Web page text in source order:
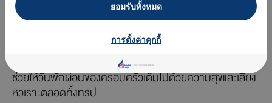
อีกหนึ่งสวนน้ำที่ออกแบบสำหรับเด็กโดยเฉพาะทั้งสระน้ำตื้น
สนามเด็กเล่นในน้ำ สไลเดอร์เด็ก และอุโมงสไลเดอร์ หากเล่น
กันจนเหนื่อย ก็สามารถนั่งพักกันได้ใต้โดมเห็ด ด้วยดีไซน์ของ
เครื่องเล่นต่าง ๆ สีสันสดใส ทั้งปลอดภัยและเป็นมิตรกับเด็ก
ช่วยให้วันพักผ่อนของครอบครัวเต็มไปด้วยความสุขและเสียง
หัวเราะตลอดทั้งทริป
ยอมรับทั้งหมด
การตั้งค่าคุกกี้